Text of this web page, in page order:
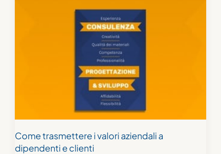
Come trasmettere i valori aziendali a
dipendenti e clienti